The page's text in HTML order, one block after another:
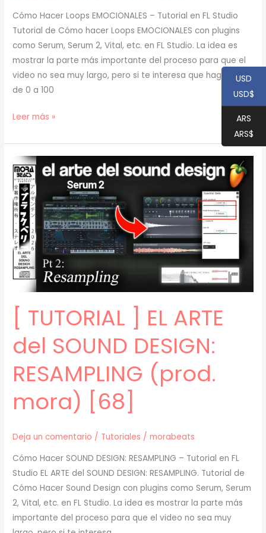
Cómo Hacer Loops EMOCIONALES – Tutorial en FL Studio
Tutorial de Cómo hacer Loops EMOCIONALES con plugins
como Serum, Serum 2, Vital, etc. en FL Studio. La idea es
mostrar la parte más importante del proceso para que el
video no sea muy largo, pero si te interesa que haga uno
de 0 a 100
[
]
Cómo
Hacer
Loops
EMOCIONALES
(prod.
mora)
[69]
Leer más »
[ TUTORIAL ] EL ARTE
del SOUND DESIGN:
RESAMPLING (prod.
mora) [68]
Deja un comentario / Tutoriales /morabeats
Cómo Hacer SOUND DESIGN: RESAMPLING – Tutorial en FL
Studio EL ARTE del SOUND DESIGN: RESAMPLING. Tutorial de
Cómo Hacer Sound Design con plugins como Serum, Serum
2, Vital, etc. en FL Studio. La idea es mostrar la parte más
importante del proceso para que el video no sea muy
USD
USD$
ARS
ARS$